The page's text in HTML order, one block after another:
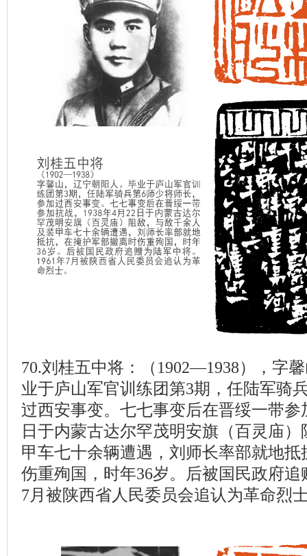
70.刘桂五中将：（1902—1938），字
业于庐山军官训练团第3期，任陆军骑
过西安事变。七七事变后在晋绥一带参
日于内蒙古达尔罕茂明安旗（百灵庙
甲车七十余辆遭遇，刘师长率部就地
伤重殉国，时年36岁。后被国民政府追
7月被陕西省人民委员会追认为革命烈